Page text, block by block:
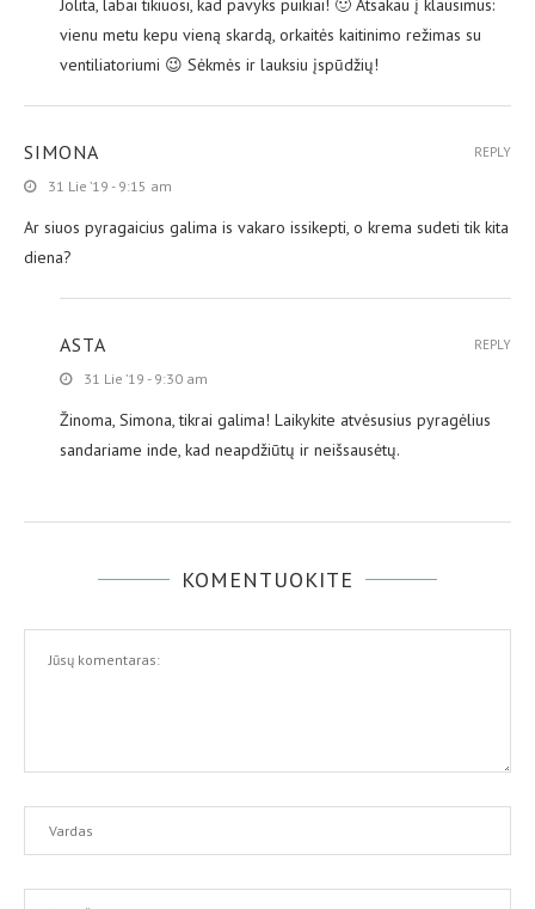
Jolita, labai tikiuosi, kad pavyks puikiai! 🙂 Atsakau į klausimus:
vienu metu kepu vieną skardą, orkaitės kaitinimo režimas su
ventiliatoriumi 😉 Sėkmės ir lauksiu įspūdžių!
SIMONA
31 Lie ’19 - 9:15 am
Ar siuos pyragaicius galima is vakaro issikepti, o krema sudeti tik kita
diena?
REPLY
ASTA
31 Lie ’19 - 9:30 am
Žinoma, Simona, tikrai galima! Laikykite atvėsusius pyragėlius
sandariame inde, kad neapdžiūtų ir neišsausėtų.
REPLY
KOMENTUOKITE